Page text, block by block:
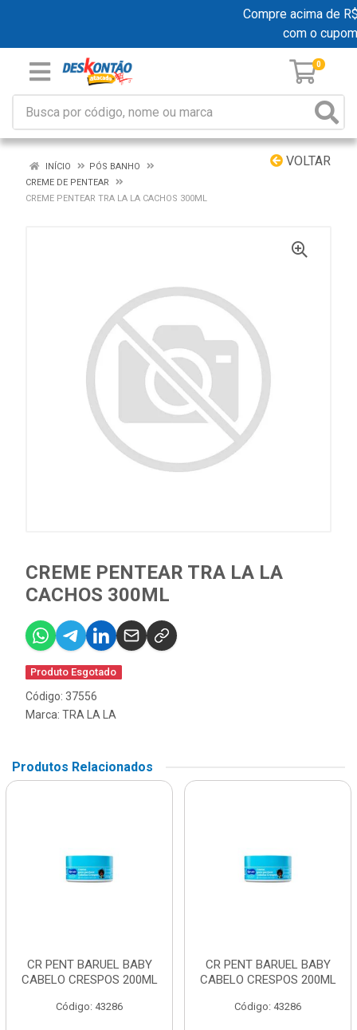
Compre acima de
com o
0
VOLTAR
INÍCIO
PÓS BANHO
CREME DE PENTEAR
CREME PENTEAR TRA LA LA CACHOS 300ML
CREME PENTEAR TRA LA LA
CACHOS 300ML
Produto Esgotado
Código: 37556
Marca: TRA LA LA
Produtos Relacionados
CR PENT BARUEL BABY
CABELO CRESPOS 200ML
Código: 43286
CR PENT BARUEL BABY
CABELO CRESPOS 200ML
Código: 43286